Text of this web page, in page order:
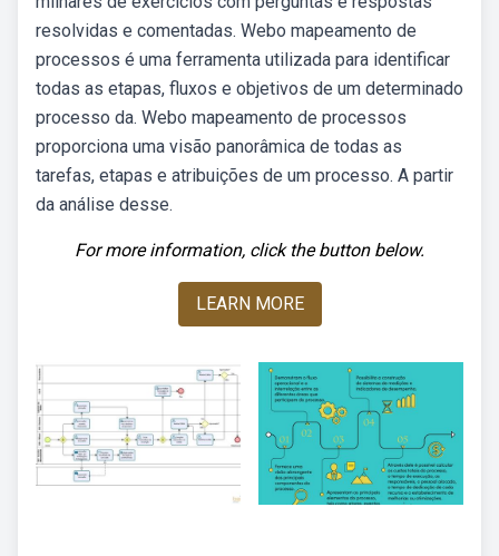
resolvidas e comentadas. Webo mapeamento de
processos é uma ferramenta utilizada para identificar
todas as etapas, fluxos e objetivos de um determinado
processo da. Webo mapeamento de processos
proporciona uma visão panorâmica de todas as
tarefas, etapas e atribuições de um processo. A partir
da análise desse.
For more information, click the button below.
LEARN MORE